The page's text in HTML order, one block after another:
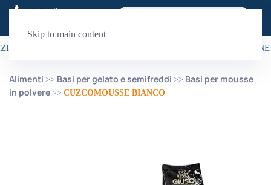
Skip to main content
È GRATUITA PER ORDINI SUPERIORI A 99€ LA
Alimenti Basi per gelato e semifreddi
Basi per mousse
in polvere
CUZCOMOUSSE BIANCO